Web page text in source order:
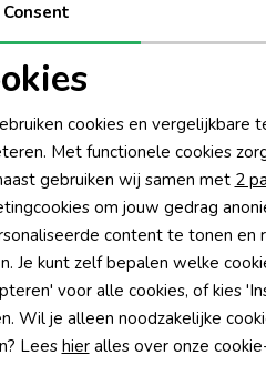
cookies
cookies
Consent
cookies en vergelijkbare
Met functionele cookies
gebruiken wij samen met 2
om jouw gedrag
content te tonen en
Je kunt zelf bepalen welke
voor alle cookies, of kies
Wil je alleen noodzakelijke
Lees hieralles over onze